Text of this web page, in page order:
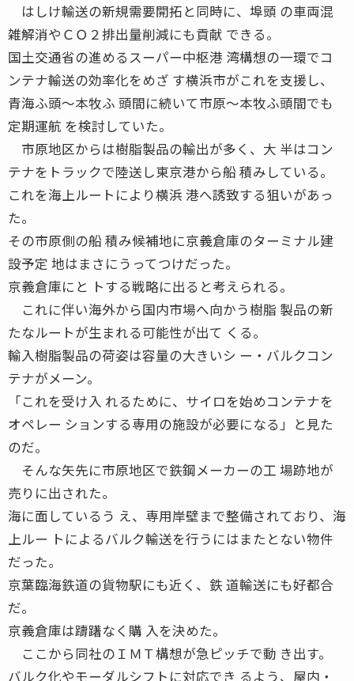
はしけ輸送の新規需要開拓と同時に、埠頭 の車両混
雑解消やＣＯ２排出量削減にも貢献 できる。
国土交通省の進めるスーパー中枢港 湾構想の一環でコ
ンテナ輸送の効率化をめざ す横浜市がこれを支援し、
青海ふ頭〜本牧ふ 頭間に続いて市原〜本牧ふ頭間でも
定期運航 を検討していた。
市原地区からは樹脂製品の輸出が多く、大 半はコン
テナをトラックで陸送し東京港から船 積みしている。
これを海上ルートにより横浜 港へ誘致する狙いがあっ
た。
その市原側の船 積み候補地に京義倉庫のターミナル建
設予定 地はまさにうってつけだった。
京義倉庫にと トする戦略に出ると考えられる。
これに伴い海外から国内市場へ向かう樹脂 製品の新
たなルートが生まれる可能性が出て くる。
輸入樹脂製品の荷姿は容量の大きいシ ー・バルクコン
テナがメーン。
「これを受け入 れるために、サイロを始めコンテナを
オペレー ションする専用の施設が必要になる」と見た
のだ。
そんな矢先に市原地区で鉄鋼メーカーの工 場跡地が
売りに出された。
海に面しているう え、専用岸壁まで整備されており、海
上ルー トによるバルク輸送を行うにはまたとない物件
だった。
京葉臨海鉄道の貨物駅にも近く、鉄 道輸送にも好都合
だ。
京義倉庫は躊躇なく購 入を決めた。
ここから同社のＩＭＴ構想が急ピッチで動 き出す。
バルク化やモーダルシフトに対応でき るよう、屋内・